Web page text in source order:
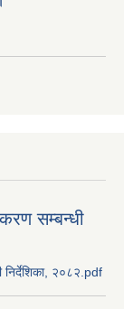
सम्बन्धी
निर्देशिका, २०८२.pdf